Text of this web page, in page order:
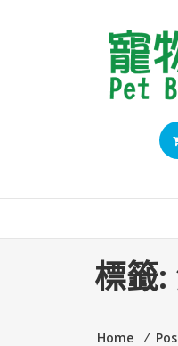
標籤:
Home ⁄